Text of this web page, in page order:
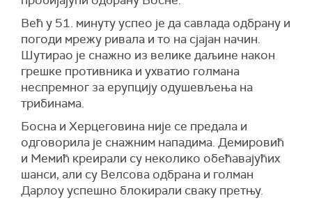
Већ у 51. минуту успео је да савлада одбрану и
погоди мрежу ривала и то на сјајан начин.
Шутирао је снажно из велике даљине након
грешке противника и ухватио голмана
неспремног за ерупцију одушевљења на
трибинама.
Босна и Херцеговина није се предала и
одговорила је снажним нападима. Демировић
и Мемић креирали су неколико обећавајућих
шанси, али су Велсова одбрана и голман
Дарлоу успешно блокирали сваку претњу.